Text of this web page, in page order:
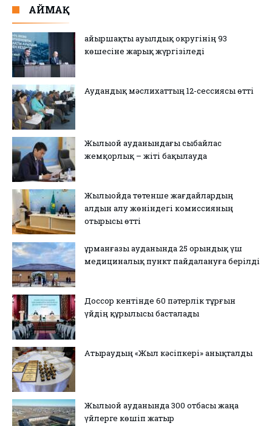
АЙМАҚ
Қайыршақты ауылдық округінің 93
көшесіне жарық жүргізіледі
Аудандық мәслихаттың 12-сессиясы өтті
Жылыой ауданындағы сыбайлас
жемқорлық – жіті бақылауда
Жылыойда төтенше жағдайлардың
алдын алу жөніндегі комиссияның
отырысы өтті
Құрманғазы ауданында 25 орындық үш
медициналық пункт пайдалануға берілді
Доссор кентінде 60 пәтерлік тұрғын
үйдің құрылысы басталады
Атыраудың «Жыл кәсіпкері» анықталды
Жылыой ауданында 300 отбасы жаңа
үйлерге көшіп жатыр